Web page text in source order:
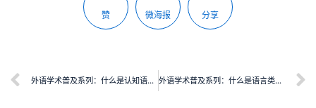
赞 微海报 分享
外语学术普及系列：什么是认知语言学 外语学术普及系列：什么是语言类型学